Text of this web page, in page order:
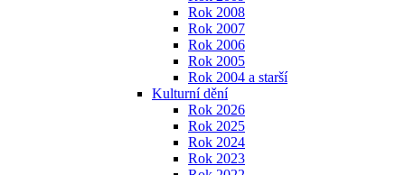
Rok 2008
Rok 2007
Rok 2006
Rok 2005
Rok 2004 a starší
Kulturní dění
Rok 2026
Rok 2025
Rok 2024
Rok 2023